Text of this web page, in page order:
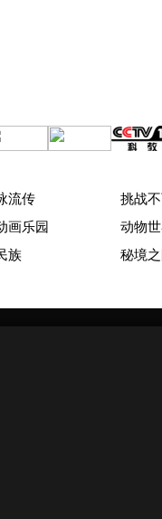
流传
挑战
画乐园
动物
族
秘境